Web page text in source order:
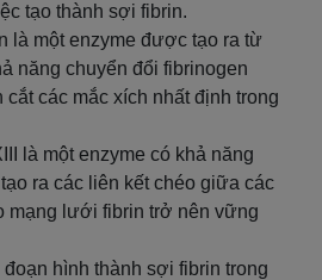
tạo thành sợi fibrin.
là một enzyme được tạo ra từ
năng chuyển đổi fibrinogen
các mắc xích nhất định trong
là một enzyme có khả năng
ra các liên kết chéo giữa các
mạng lưới fibrin trở nên vững
hình thành sợi fibrin trong